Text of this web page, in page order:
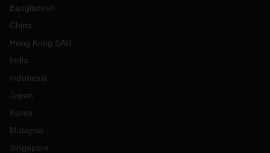
Bangladesh
China
Hong Kong SAR
India
Indonesia
Japan
Korea
Malaysia
Singapore